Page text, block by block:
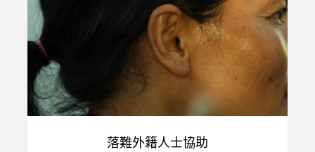
藥物、病情曝光及社會污名標籤等原因，無法求助於
原先的支援網路而成為社會的邊緣者。…
落難外籍人士協助